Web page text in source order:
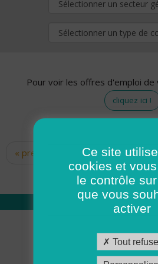
Pour voir les offres d'emploi
cliquez ici !
Pages
« premier ‹ précédent …
14 15 16
Qui sommes
Académie
Ce site
cookies et
le contrôle
que vous
activer
Tout